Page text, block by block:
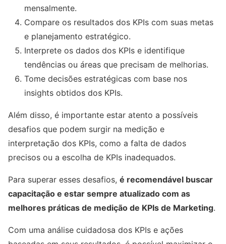
mensalmente.
Compare os resultados dos KPIs com suas metas
e planejamento estratégico.
Interprete os dados dos KPIs e identifique
tendências ou áreas que precisam de melhorias.
Tome decisões estratégicas com base nos
insights obtidos dos KPIs.
Além disso, é importante estar atento a possíveis
desafios que podem surgir na medição e
interpretação dos KPIs, como a falta de dados
precisos ou a escolha de KPIs inadequados.
Para superar esses desafios, é recomendável buscar
capacitação e estar sempre atualizado com as
melhores práticas de medição de KPIs de Marketing.
Com uma análise cuidadosa dos KPIs e ações